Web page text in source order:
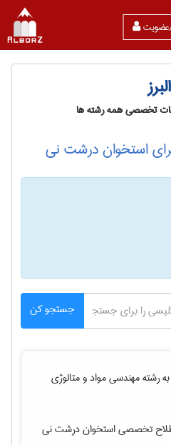
عضویت
تخصصی همه رشته ها
استخوان درشت نی
جستجو کن
رشتهمهندسی مواد و متالوژی
تخصصیاستخوان درشت نی